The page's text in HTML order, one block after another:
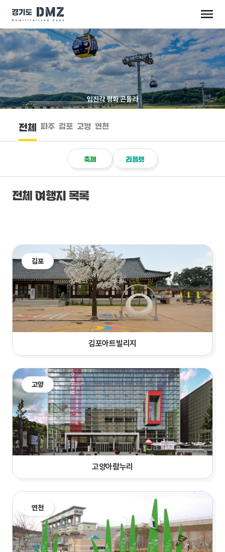
임진각 평화 곤돌라
전체 파주 김포 고양 연천
축제 리플렛
전체 여행지 목록
김포
김포아트빌리지
고양
고양아람누리
연천